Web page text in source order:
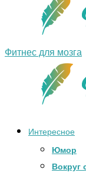
Фитнес для мозга
Интересное
Юмор
Вокруг